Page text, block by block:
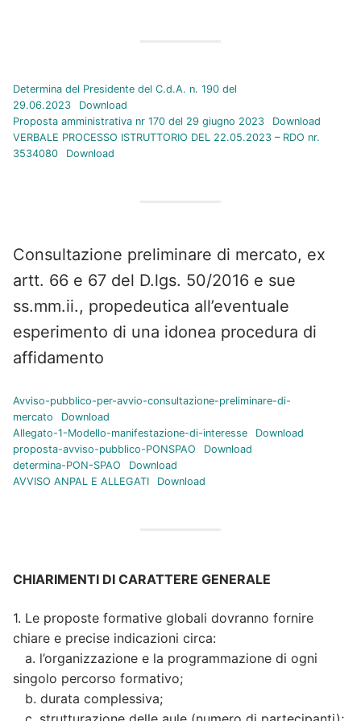
Determina del Presidente del C.d.A. n. 190 del
29.06.2023
Download
Proposta amministrativa nr 170 del 29 giugno 2023
Download
VERBALE PROCESSO ISTRUTTORIO DEL 22.05.2023 – RDO nr.
3534080
Download
Consultazione preliminare di mercato, ex
artt. 66 e 67 del D.lgs. 50/2016 e sue
ss.mm.ii., propedeutica all’eventuale
esperimento di una idonea procedura di
affidamento
Avviso-pubblico-per-avvio-consultazione-preliminare-di-
mercato
Download
Allegato-1-Modello-manifestazione-di-interesse
Download
proposta-avviso-pubblico-PONSPAO
Download
determina-PON-SPAO
Download
AVVISO ANPAL E ALLEGATI
Download
CHIARIMENTI DI CARATTERE GENERALE
1. Le proposte formative globali dovranno fornire
chiare e precise indicazioni circa:
a. l’organizzazione e la programmazione di ogni
singolo percorso formativo;
b. durata complessiva;